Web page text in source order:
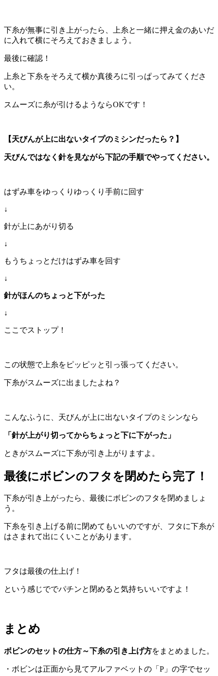
下糸が無事に引き上がったら、上糸と一緒に押え金のあいだ
に入れて横にそろえておきましょう。
最後に確認！
上糸と下糸をそろえて横か真後ろに引っぱってみてくださ
い。
スムーズに糸が引けるようならOKです！
【天びんが上に出ないタイプのミシンだったら？】
天びんではなく針を見ながら下記の手順でやってください。
はずみ車をゆっくりゆっくり手前に回す
↓
針が上にあがり切る
↓
もうちょっとだけはずみ車を回す
↓
針がほんのちょっと下がった
↓
ここでストップ！
この状態で上糸をピッピッと引っ張ってください。
下糸がスムーズに出ましたよね？
こんなふうに、天びんが上に出ないタイプのミシンなら
「針が上がり切ってからちょっと下に下がった」
ときがスムーズに下糸が引き上がりますよ。
最後にボビンのフタを閉めたら完了！
下糸が引き上がったら、最後にボビンのフタを閉めましょ
う。
下糸を引き上げる前に閉めてもいいのですが、フタに下糸が
はさまれて出にくいことがあります。
フタは最後の仕上げ！
という感じででパチンと閉めると気持ちいいですよ！
まとめ
ボビンのセットの仕方～下糸の引き上げ方をまとめました。
・ボビンは正面から見てアルファベットの「P」の字でセッ